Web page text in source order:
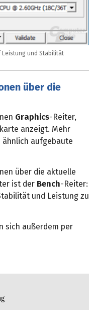
Leistung und Stabilität
über die
Graphics-Reiter,
anzeigt. Mehr
ähnlich aufgebaute
über die aktuelle
ist der Bench-Reiter:
und Leistung zu
sich außerdem per